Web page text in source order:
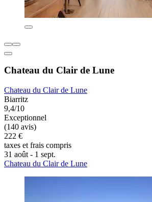
Chateau du Clair de Lune
Chateau du Clair de Lune
Biarritz
9,4/10
Exceptionnel
(140 avis)
222 €
taxes et frais compris
31 août - 1 sept.
Chateau du Clair de Lune